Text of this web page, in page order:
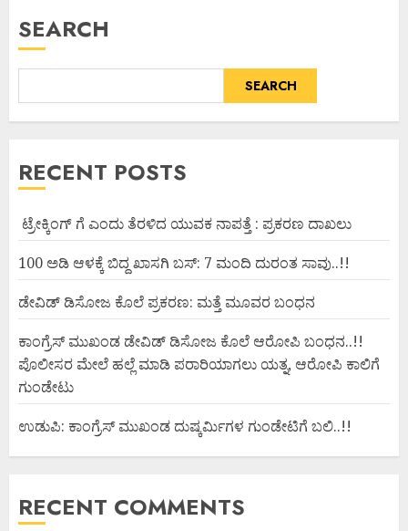
SEARCH
SEARCH
RECENT POSTS
ಟ್ರೇಕ್ಕಿಂಗ್ ಗೆ ಎಂದು ತೆರಳಿದ ಯುವಕ ನಾಪತ್ತೆ : ಪ್ರಕರಣ ದಾಖಲು
100 ಅಡಿ ಆಳಕ್ಕೆ ಬಿದ್ದ ಖಾಸಗಿ ಬಸ್: 7 ಮಂದಿ ದುರಂತ ಸಾವು..!!
ಡೇವಿಡ್ ಡಿಸೋಜ ಕೊಲೆ ಪ್ರಕರಣ: ಮತ್ತೆ ಮೂವರ ಬಂಧನ
ಕಾಂಗ್ರೆಸ್ ಮುಖಂಡ ಡೇವಿಡ್ ಡಿಸೋಜ ಕೊಲೆ ಆರೋಪಿ ಬಂಧನ..!!
ಪೊಲೀಸರ ಮೇಲೆ ಹಲ್ಲೆ ಮಾಡಿ ಪರಾರಿಯಾಗಲು ಯತ್ನ, ಆರೋಪಿ ಕಾಲಿಗೆ
ಗುಂಡೇಟು
ಉಡುಪಿ: ಕಾಂಗ್ರೆಸ್ ಮುಖಂಡ ದುಷ್ಕರ್ಮಿಗಳ ಗುಂಡೇಟಿಗೆ ಬಲಿ..!!
RECENT COMMENTS